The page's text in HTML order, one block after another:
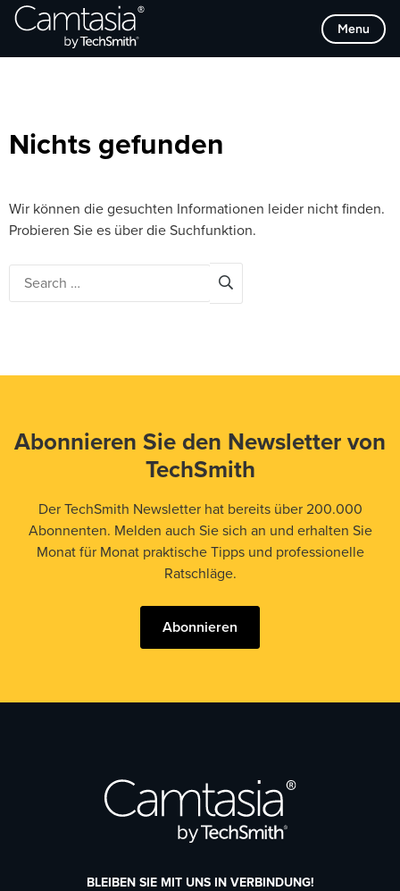
Direkt
zum
Menu
Browse Categories
Nichts gefunden
Wir können die gesuchten Informationen leider nicht finden.
Probieren Sie es über die Suchfunktion.
Abonnieren Sie den Newsletter von
TechSmith
Der TechSmith Newsletter hat bereits über 200.000
Abonnenten. Melden auch Sie sich an und erhalten Sie
Monat für Monat praktische Tipps und professionelle
Ratschläge.
Abonnieren
BLEIBEN SIE MIT UNS IN VERBINDUNG!